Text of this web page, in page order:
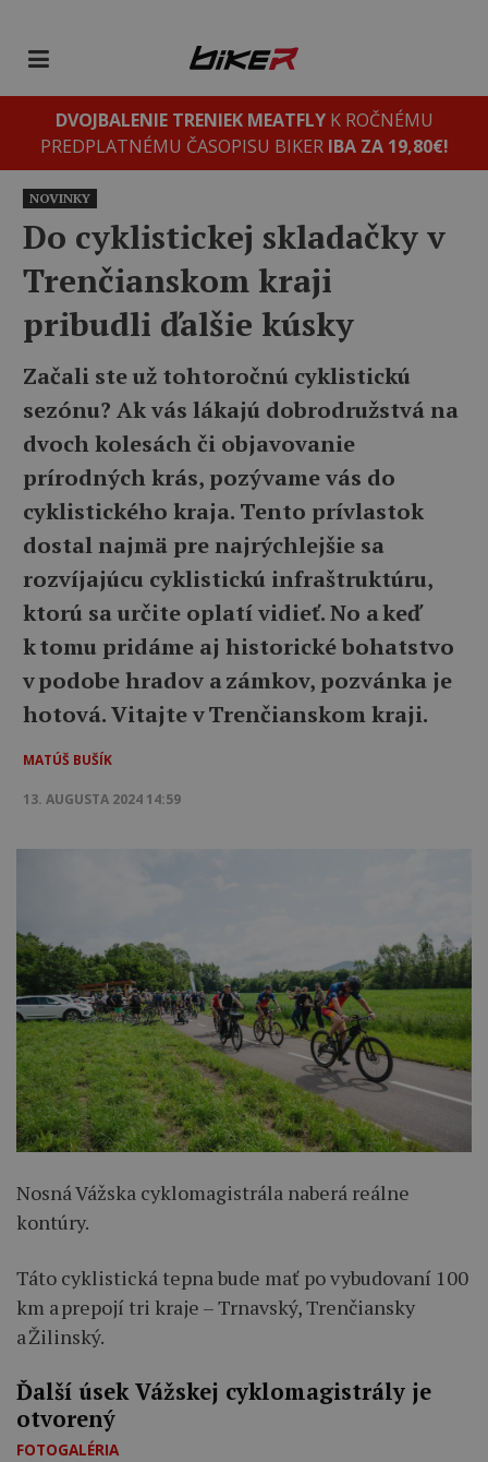
DVOJBALENIE TRENIEK MEATFLYK ROČNÉMU
PREDPLATNÉMU ČASOPISU BIKER IBA ZA 19,80€!
NOVINKY
Do cyklistickej skladačky v
Trenčianskom kraji
pribudli ďalšie kúsky
Začali ste už tohtoročnú cyklistickú
sezónu? Ak vás lákajú dobrodružstvá na
dvoch kolesách či objavovanie
prírodných krás, pozývame vás do
cyklistického kraja. Tento prívlastok
dostal najmä pre najrýchlejšie sa
rozvíjajúcu cyklistickú infraštruktúru,
ktorú sa určite oplatí vidieť. No a keď
k tomu pridáme aj historické bohatstvo
v podobe hradov a zámkov, pozvánka je
hotová. Vitajte v Trenčianskom kraji.
MATÚŠ BUŠÍK
13. AUGUSTA 2024 14:59
Nosná Vážska cyklomagistrála naberá reálne
kontúry.
Táto cyklistická tepna bude mať po vybudovaní 100
km a prepojí tri kraje – Trnavský, Trenčiansky
a Žilinský.
Ďalší úsek Vážskej cyklomagistrály je
otvorený
FOTOGALÉRIA